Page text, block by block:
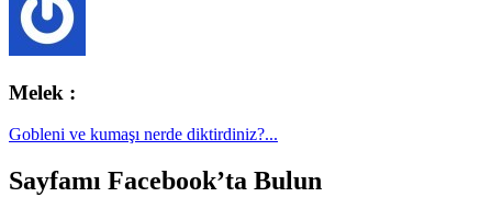
Melek :
Gobleni ve kumaşı nerde diktirdiniz?...
Sayfamı Facebook’ta Bulun